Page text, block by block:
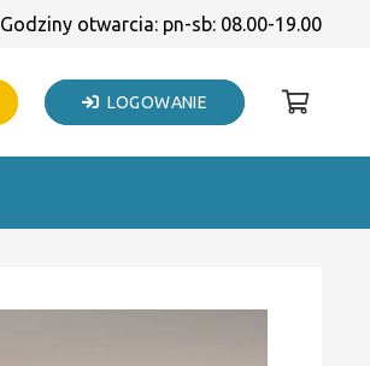
Godziny otwarcia: pn-sb: 08.00-19.00
LOGOWANIE